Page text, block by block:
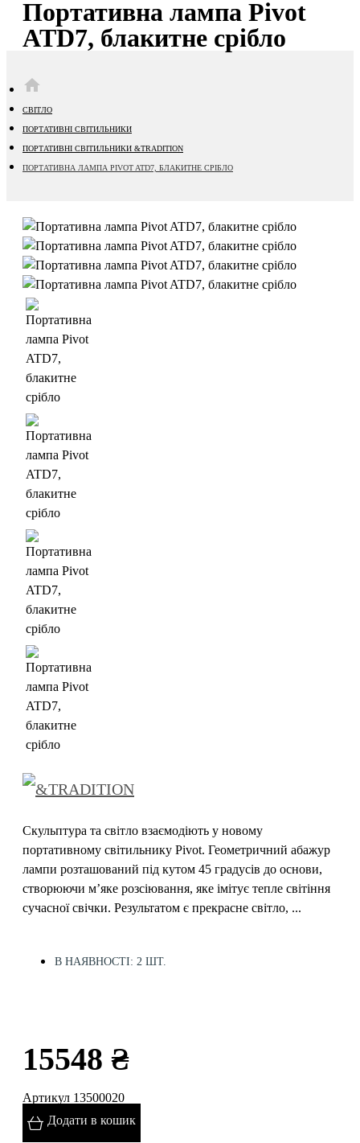
Портативна лампа Pivot
ATD7, блакитне срібло
СВІТЛО
ПОРТАТИВНІ СВІТИЛЬНИКИ
ПОРТАТИВНІ СВІТИЛЬНИКИ &TRADITION
ПОРТАТИВНА ЛАМПА PIVOT ATD7, БЛАКИТНЕ СРІБЛО
Скульптура та світло взаємодіють у новому
портативному світильнику Pivot. Геометричний абажур
лампи розташований під кутом 45 градусів до основи,
створюючи м’яке розсіювання, яке імітує тепле світіння
сучасної свічки. Результатом є прекрасне світло, ...
В НАЯВНОСТІ: 2 ШТ.
15548 ₴
Артикул 13500020
Додати в кошик